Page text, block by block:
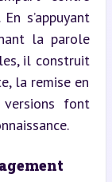
s’appuyant
la parole
il construit
la remise en
font